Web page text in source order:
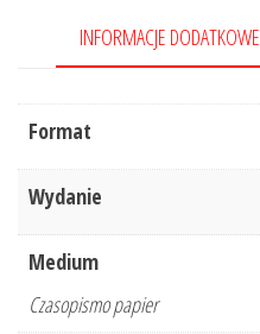
INFORMACJE DODATKOWE
Format
Wydanie
Medium
Czasopismo papier